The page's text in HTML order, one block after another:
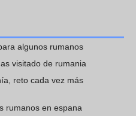
algunos rumanos
visitado de rumania
reto cada vez más
rumanos en espana